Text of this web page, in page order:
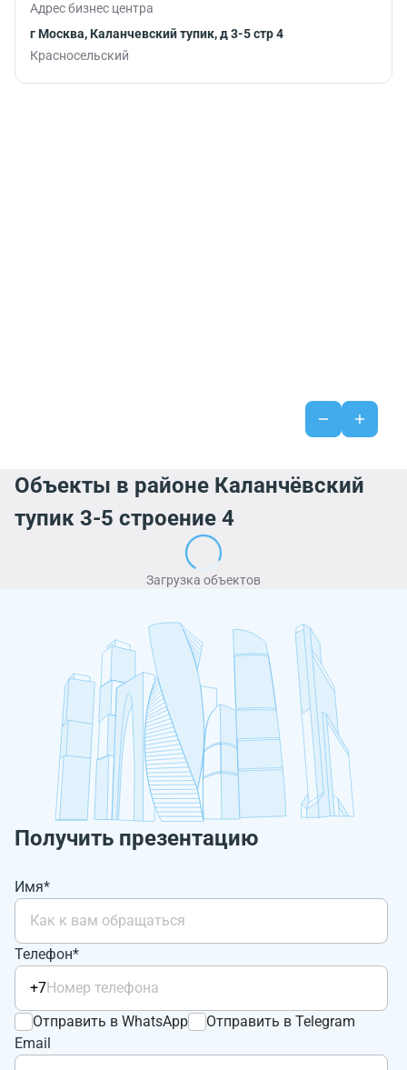
Адрес бизнес центра
г Москва, Каланчевский тупик, д 3-5 стр 4
Красносельский
Объекты в районе Каланчёвский
тупик 3-5 строение 4
Загрузка объектов
Получить презентацию
Имя*
Телефон*
+7
Отправить в WhatsApp
Отправить в Telegram
Email